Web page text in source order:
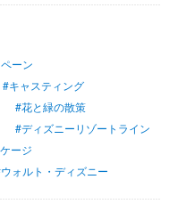
ーン
#キャスティング
#花と緑の散策
#ディズニーリゾートライン
ージ
ォルト・ディズニー